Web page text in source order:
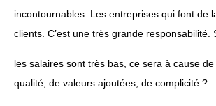
incontournables. Les entreprises qui font de
clients. C’est une très grande
les salaires sont très bas, ce sera à cause
qualité, de valeurs ajoutées, de complicité ?